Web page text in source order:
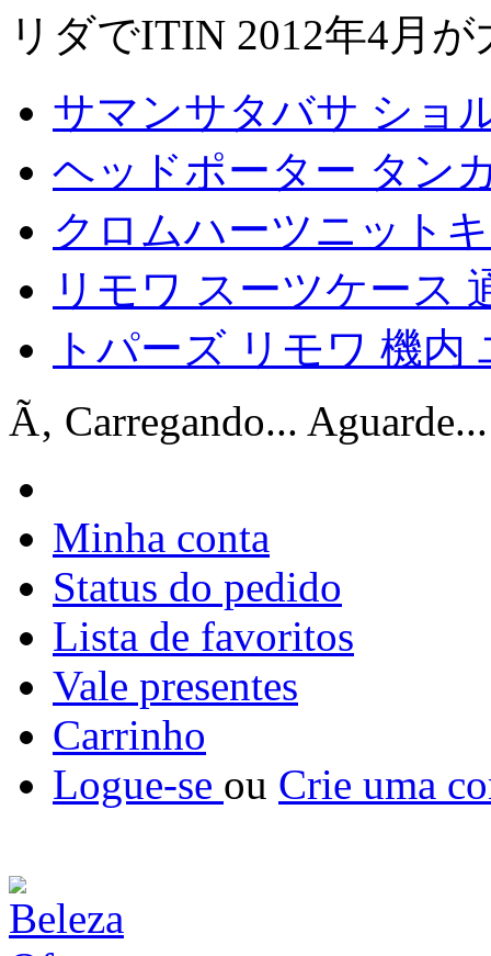
リダでITIN 2012年4月
サマンサタバサ ショ
ヘッドポーター タン
クロムハーツニット
リモワ スーツケース
トパーズ リモワ 機
Ã‚ Carregando... Aguarde...
Minha conta
Status do pedido
Lista de favoritos
Vale presentes
Carrinho
Logue-se ou Crie uma